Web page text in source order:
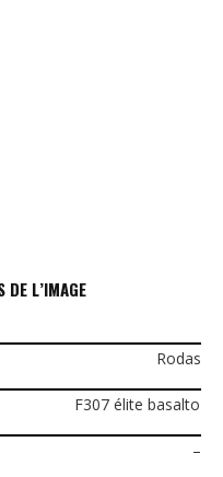
DE L’IMAGE
Rodas
F307 élite basalto
–